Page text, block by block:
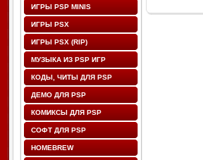
ИГРЫ PSP MINIS
ИГРЫ PSX
ИГРЫ PSX (RIP)
МУЗЫКА ИЗ PSP ИГР
КОДЫ, ЧИТЫ ДЛЯ PSP
ДЕМО ДЛЯ PSP
КОМИКСЫ ДЛЯ PSP
СОФТ ДЛЯ PSP
HOMEBREW